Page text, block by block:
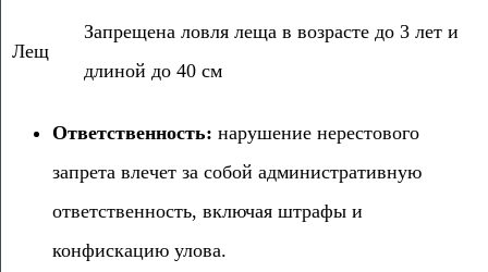
Лещ
Запрещена ловля леща в возрасте до 3 лет и
длиной до 40 см
Ответственность: нарушение нерестового
запрета влечет за собой административную
ответственность, включая штрафы и
конфискацию улова.